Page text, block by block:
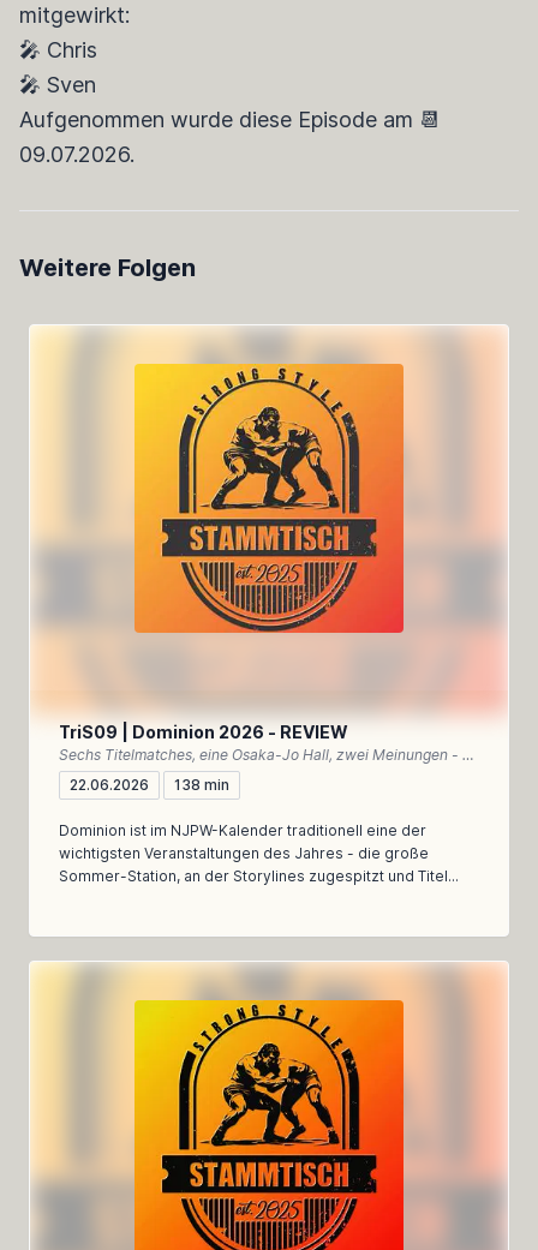
mitgewirkt:
🎤 Chris
🎤 Sven
Aufgenommen wurde diese Episode am 📆
09.07.2026.
Weitere Folgen
TriS09 | Dominion 2026 - REVIEW
Sechs Titelmatches, eine Osaka-Jo Hall, zwei Meinungen - unser Rückblick auf Dominion 2026
22.06.2026
138 min
Dominion ist im NJPW-Kalender traditionell eine der
wichtigsten Veranstaltungen des Jahres - die große
Sommer-Station, an der Storylines zugespitzt und Titel...